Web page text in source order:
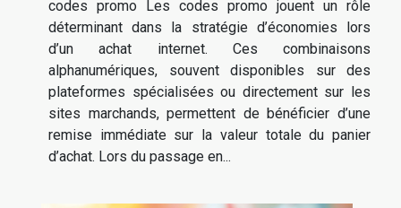
codes promo Les codes promo jouent un rôle
déterminant dans la stratégie d’économies lors
d’un achat internet. Ces combinaisons
alphanumériques, souvent disponibles sur des
plateformes spécialisées ou directement sur les
sites marchands, permettent de bénéficier d’une
remise immédiate sur la valeur totale du panier
d’achat. Lors du passage en...